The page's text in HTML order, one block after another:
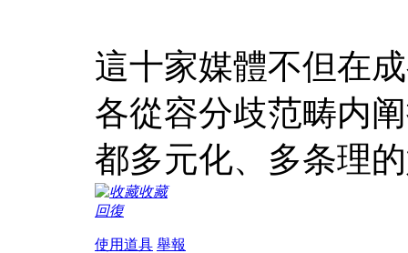
這十家媒體不但在
各從容分歧范畴内
都多元化、多条理
收藏
回復
使用道具 舉報